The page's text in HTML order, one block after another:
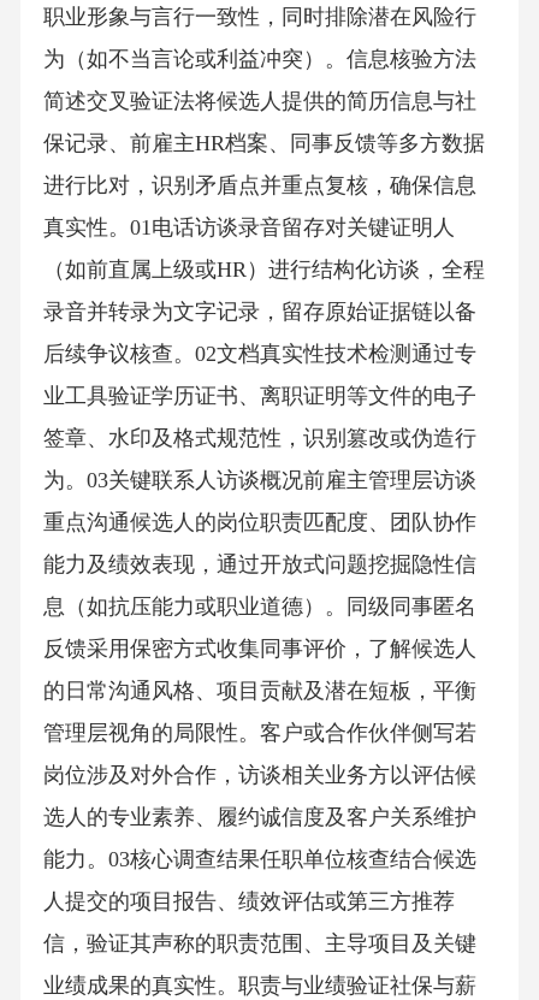
职业形象与言行一致性，同时排除潜在风险行
为（如不当言论或利益冲突）。信息核验方法
简述交叉验证法将候选人提供的简历信息与社
保记录、前雇主HR档案、同事反馈等多方数据
进行比对，识别矛盾点并重点复核，确保信息
真实性。01电话访谈录音留存对关键证明人
（如前直属上级或HR）进行结构化访谈，全程
录音并转录为文字记录，留存原始证据链以备
后续争议核查。02文档真实性技术检测通过专
业工具验证学历证书、离职证明等文件的电子
签章、水印及格式规范性，识别篡改或伪造行
为。03关键联系人访谈概况前雇主管理层访谈
重点沟通候选人的岗位职责匹配度、团队协作
能力及绩效表现，通过开放式问题挖掘隐性信
息（如抗压能力或职业道德）。同级同事匿名
反馈采用保密方式收集同事评价，了解候选人
的日常沟通风格、项目贡献及潜在短板，平衡
管理层视角的局限性。客户或合作伙伴侧写若
岗位涉及对外合作，访谈相关业务方以评估候
选人的专业素养、履约诚信度及客户关系维护
能力。03核心调查结果任职单位核查结合候选
人提交的项目报告、绩效评估或第三方推荐
信，验证其声称的职责范围、主导项目及关键
业绩成果的真实性。职责与业绩验证社保与薪